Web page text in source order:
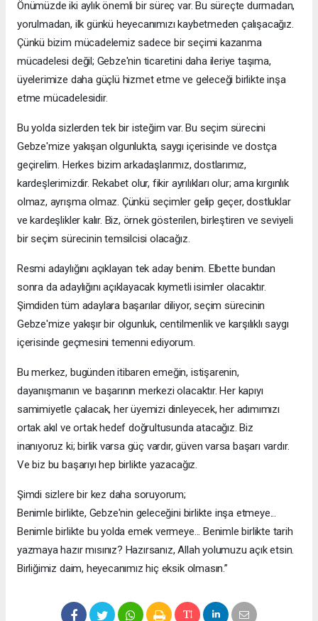
Önümüzde iki aylık önemli bir süreç var. Bu süreçte durmadan,
yorulmadan, ilk günkü heyecanımızı kaybetmeden çalışacağız.
Çünkü bizim mücadelemiz sadece bir seçimi kazanma
mücadelesi değil; Gebze'nin ticaretini daha ileriye taşıma,
üyelerimize daha güçlü hizmet etme ve geleceği birlikte inşa
etme mücadelesidir.
Bu yolda sizlerden tek bir isteğim var. Bu seçim sürecini
Gebze'mize yakışan olgunlukta, saygı içerisinde ve dostça
geçirelim. Herkes bizim arkadaşlarımız, dostlarımız,
kardeşlerimizdir. Rekabet olur, fikir ayrılıkları olur; ama kırgınlık
olmaz, ayrışma olmaz. Çünkü seçimler gelip geçer, dostluklar
ve kardeşlikler kalır. Biz, örnek gösterilen, birleştiren ve seviyeli
bir seçim sürecinin temsilcisi olacağız.
Resmi adaylığını açıklayan tek aday benim. Elbette bundan
sonra da adaylığını açıklayacak kıymetli isimler olacaktır.
Şimdiden tüm adaylara başarılar diliyor, seçim sürecinin
Gebze'mize yakışır bir olgunluk, centilmenlik ve karşılıklı saygı
içerisinde geçmesini temenni ediyorum.
Bu merkez, bugünden itibaren emeğin, istişarenin,
dayanışmanın ve başarının merkezi olacaktır. Her kapıyı
samimiyetle çalacak, her üyemizi dinleyecek, her adımımızı
ortak akıl ve ortak hedef doğrultusunda atacağız. Biz
inanıyoruz ki; birlik varsa güç vardır, güven varsa başarı vardır.
Ve biz bu başarıyı hep birlikte yazacağız.
Şimdi sizlere bir kez daha soruyorum;
Benimle birlikte, Gebze'nin geleceğini birlikte inşa etmeye...
Benimle birlikte bu yolda emek vermeye... Benimle birlikte tarih
yazmaya hazır mısınız? Hazırsanız, Allah yolumuzu açık etsin.
Birliğimiz daim, heyecanımız hiç eksik olmasın.”